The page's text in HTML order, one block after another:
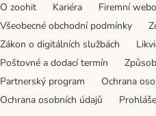
O zoohit Kariéra Firemní
Všeobecné obchodní podmínky
Zákon o digitálních službách
Poštovné a dodací termín
Partnerský program
Ochrana
Ochrana osobních údajů